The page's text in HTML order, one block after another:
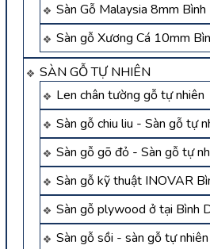
Sàn Gỗ Malaysia 8mm
Sàn gỗ Xương Cá 10mm
SÀN GỖ TỰ NHIÊN
Len chân tường gỗ tự nhiên
Sàn gỗ chiu liu - Sàn gỗ tự
Sàn gỗ gõ đỏ - Sàn gỗ tự
Sàn gỗ kỹ thuật INOVAR
Sàn gỗ plywood ở tại Bình
Sàn gỗ sồi - sàn gỗ tự nhiên